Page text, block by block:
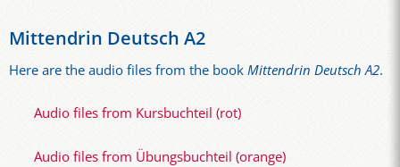
Mittendrin Deutsch A2
Here are the audio files from the bookMittendrin Deutsch A2.
Audio files from Kursbuchteil (rot)
Audio files from Übungsbuchteil (orange)